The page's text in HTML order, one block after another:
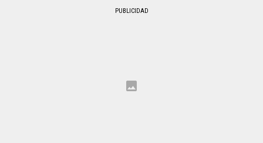
PUBLICIDAD